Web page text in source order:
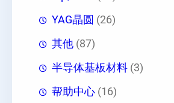
YAG晶圆 (26)
其他 (87)
半导体基板材料 (3)
帮助中心 (16)